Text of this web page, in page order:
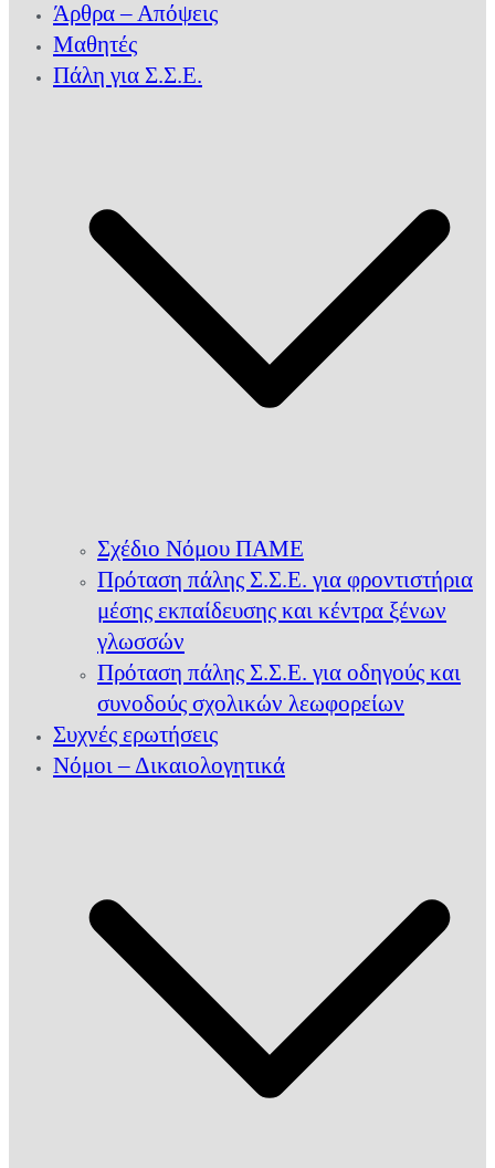
Άρθρα – Απόψεις
Μαθητές
Πάλη για Σ.Σ.Ε.
Σχέδιο Νόμου ΠΑΜΕ
Πρόταση πάλης Σ.Σ.Ε. για φροντιστήρια
μέσης εκπαίδευσης και κέντρα ξένων
γλωσσών
Πρόταση πάλης Σ.Σ.Ε. για οδηγούς και
συνοδούς σχολικών λεωφορείων
Συχνές ερωτήσεις
Νόμοι – Δικαιολογητικά